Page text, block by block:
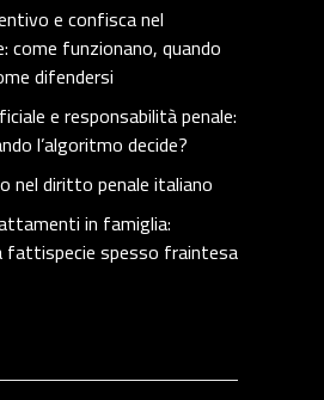
e confisca nel
come funzionano, quando
difendersi
e responsabilità penale:
l’algoritmo decide?
nel diritto penale italiano
in famiglia:
fattispecie spesso fraintesa